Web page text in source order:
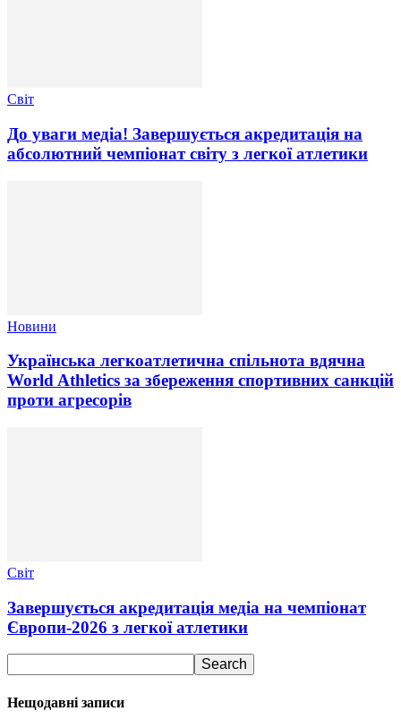
Світ
До уваги медіа! Завершується акредитація на
абсолютний чемпіонат світу з легкої атлетики
Новини
Українська легкоатлетична спільнота вдячна
World Athletics за збереження спортивних санкцій
проти агресорів
Світ
Завершується акредитація медіа на чемпіонат
Європи-2026 з легкої атлетики
Нещодавні записи